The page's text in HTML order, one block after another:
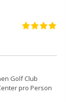
Golf Club
pro Person